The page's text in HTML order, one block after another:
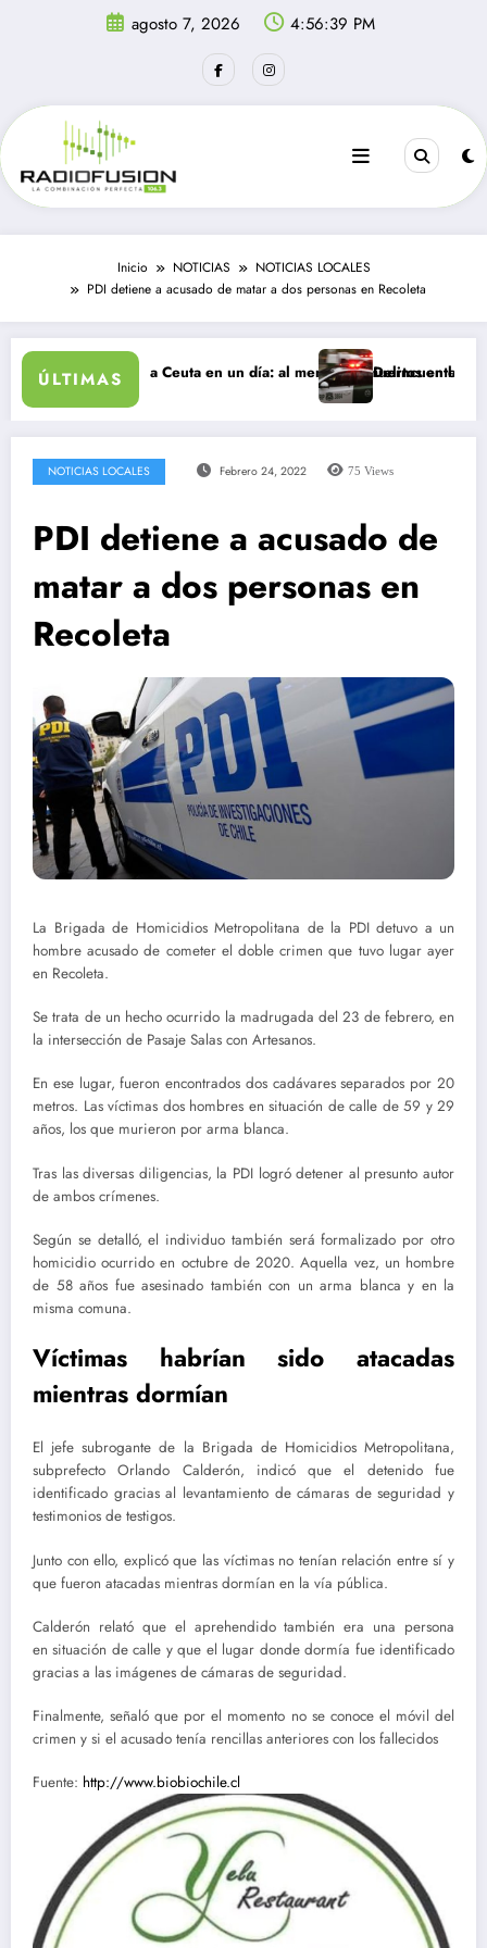
agosto 7, 2026 4:56:39 PM
Inicio NOTICIAS
NOTICIAS LOCALES
PDI detiene a acusado de matar a dos personas en Recoleta
ÚLTIMAS
ingresan a Ceuta en un día: al menos 34 muertos en la crisis.
Delincuentes matan a
NOTICIAS LOCALES Febrero 24, 2022 75 Views
PDI detiene a acusado de
matar a dos personas en
Recoleta
La Brigada de Homicidios Metropolitana de la PDI detuvo a un
hombre acusado de cometer el doble crimen que tuvo lugar ayer
en Recoleta.
Se trata de un hecho ocurrido la madrugada del 23 de febrero, en
la intersección de Pasaje Salas con Artesanos.
En ese lugar, fueron encontrados dos cadávares separados por 20
metros. Las víctimas dos hombres en situación de calle de 59 y 29
años, los que murieron por arma blanca.
Tras las diversas diligencias, la PDI logró detener al presunto autor
de ambos crímenes.
Según se detalló, el individuo también será formalizado por otro
homicidio ocurrido en octubre de 2020. Aquella vez, un hombre
de 58 años fue asesinado también con un arma blanca y en la
misma comuna.
Víctimas habrían sido atacadas
mientras dormían
El jefe subrogante de la Brigada de Homicidios Metropolitana,
subprefecto Orlando Calderón, indicó que el detenido fue
identificado gracias al levantamiento de cámaras de seguridad y
testimonios de testigos.
Junto con ello, explicó que las víctimas no tenían relación entre sí y
que fueron atacadas mientras dormían en la vía pública.
Calderón relató que el aprehendido también era una persona
en situación de calle y que el lugar donde dormía fue identificado
gracias a las imágenes de cámaras de seguridad.
Finalmente, señaló que por el momento no se conoce el móvil del
crimen y si el acusado tenía rencillas anteriores con los fallecidos
Fuente: http://www.biobiochile.cl